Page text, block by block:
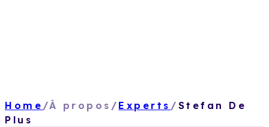
Home /À propos / Experts / Stefan De
Plus